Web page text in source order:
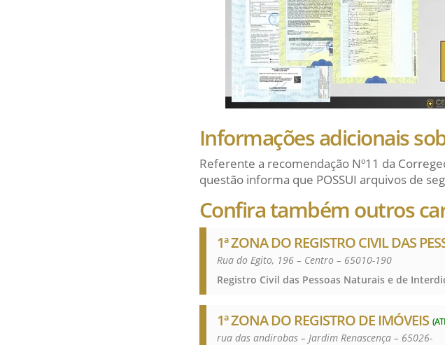
Informações adicionais
Referente a recomendação Nº11 da
questão informa que POSSUI arquivos de
Confira também outros
1ª ZONA DO REGISTRO CIVIL DAS
Rua do Egito, 196 – Centro – 65010-190
1ª ZONA DO REGISTRO DE IMÓVEIS
rua das andirobas – Jardim Renascença – 65026-